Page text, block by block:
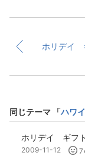
同じテーマ 「ハワイ
2009-11-12 7